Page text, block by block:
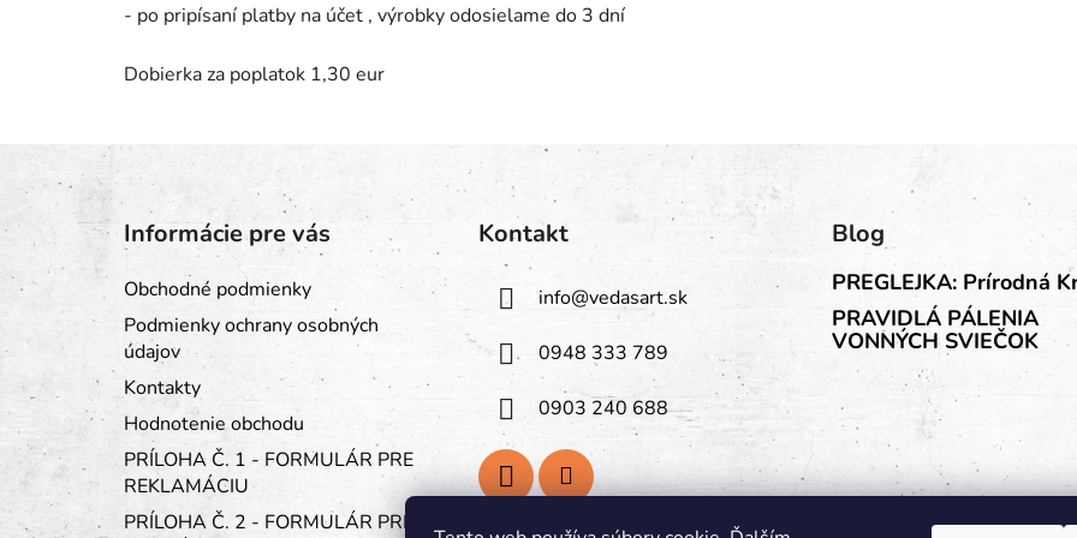
- po pripísaní platby na účet , výrobky odosielame do 3 dní
Dobierka za poplatok 1,30 eur
á
p
ä
t
Informácie pre vás
Obchodné podmienky
Podmienky ochrany osobných
údajov
Kontakty
Hodnotenie obchodu
PRÍLOHA Č. 1 - FORMULÁR PRE
REKLAMÁCIU
PRÍLOHA Č. 2 - FORMULÁR PRE
Kontakt
info@vedasart.sk
0948 333 789
0903 240 688
Blog
PREGLEJKA: Prírodná
PRAVIDLÁ PÁLENIA
VONNÝCH SVIEČOK